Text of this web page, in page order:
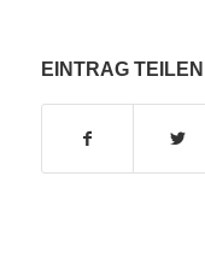
EINTRAG TEILEN